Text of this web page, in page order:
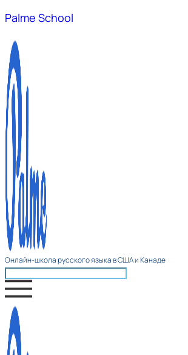
Palme School
Онлайн-школа русского языка в США и Канаде​